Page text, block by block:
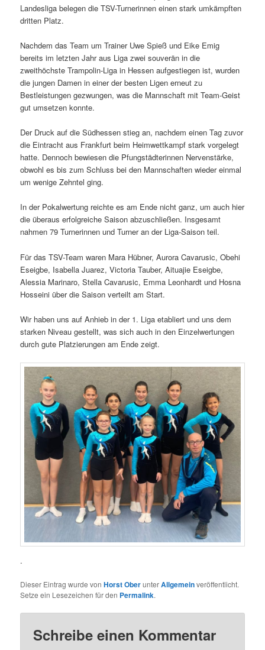
Landesliga belegen die TSV-Turnerinnen einen stark umkämpften
dritten Platz.
Nachdem das Team um Trainer Uwe Spieß und Eike Emig
bereits im letzten Jahr aus Liga zwei souverän in die
zweithöchste Trampolin-Liga in Hessen aufgestiegen ist, wurden
die jungen Damen in einer der besten Ligen erneut zu
Bestleistungen gezwungen, was die Mannschaft mit Team-Geist
gut umsetzen konnte.
Der Druck auf die Südhessen stieg an, nachdem einen Tag zuvor
die Eintracht aus Frankfurt beim Heimwettkampf stark vorgelegt
hatte. Dennoch bewiesen die Pfungstädterinnen Nervenstärke,
obwohl es bis zum Schluss bei den Mannschaften wieder einmal
um wenige Zehntel ging.
In der Pokalwertung reichte es am Ende nicht ganz, um auch hier
die überaus erfolgreiche Saison abzuschließen. Insgesamt
nahmen 79 Turnerinnen und Turner an der Liga-Saison teil.
Für das TSV-Team waren Mara Hübner, Aurora Cavarusic, Obehi
Eseigbe, Isabella Juarez, Victoria Tauber, Aituajie Eseigbe,
Alessia Marinaro, Stella Cavarusic, Emma Leonhardt und Hosna
Hosseini über die Saison verteilt am Start.
Wir haben uns auf Anhieb in der 1. Liga etabliert und uns dem
starken Niveau gestellt, was sich auch in den Einzelwertungen
durch gute Platzierungen am Ende zeigt.
.
Dieser Eintrag wurde vonHorst OberunterAllgemeinveröffentlicht.
Setze ein Lesezeichen für den Permalink.
Schreibe einen Kommentar